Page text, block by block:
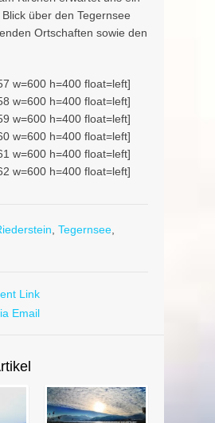
über den Tegernsee
Ortschaften sowie den
w=600 h=400 float=left]
w=600 h=400 float=left]
w=600 h=400 float=left]
w=600 h=400 float=left]
w=600 h=400 float=left]
w=600 h=400 float=left]
Tegernsee
Link
Email